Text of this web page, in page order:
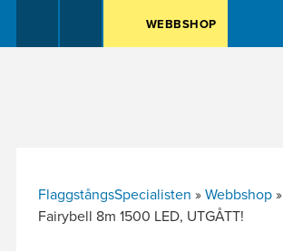
WEBBSHOP
FlaggstångsSpecialisten » Webbshop»
Fairybell 8m 1500 LED, UTGÅTT!